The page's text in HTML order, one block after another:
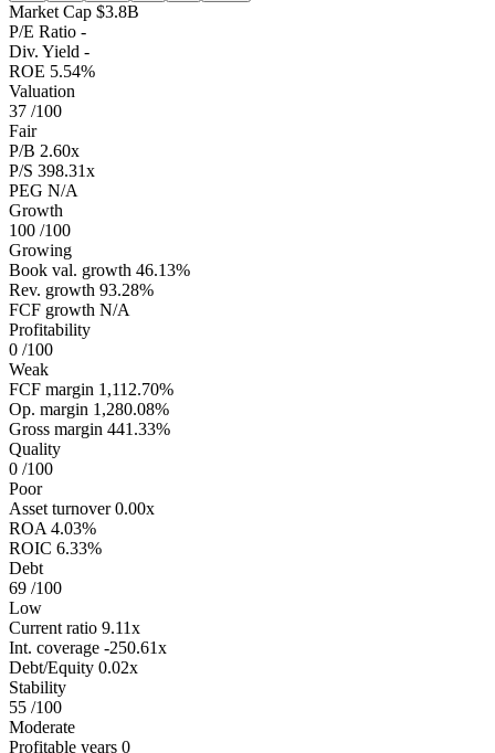
Market Cap $3.8B
P/E Ratio -
Div. Yield -
ROE 5.54%
Valuation
37 /100
Fair
P/B 2.60x
P/S 398.31x
PEG N/A
Growth
100 /100
Growing
Book val. growth 46.13%
Rev. growth 93.28%
FCF growth N/A
Profitability
0 /100
Weak
FCF margin 1,112.70%
Op. margin 1,280.08%
Gross margin 441.33%
Quality
0 /100
Poor
Asset turnover 0.00x
ROA 4.03%
ROIC 6.33%
Debt
69 /100
Low
Current ratio 9.11x
Int. coverage -250.61x
Debt/Equity 0.02x
Stability
55 /100
Moderate
Profitable years 0